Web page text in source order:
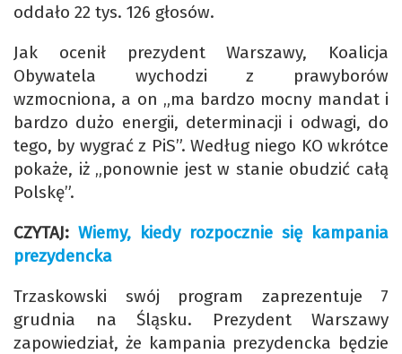
oddało 22 tys. 126 głosów.
Jak ocenił prezydent Warszawy, Koalicja
Obywatela wychodzi z prawyborów
wzmocniona, a on „ma bardzo mocny mandat i
bardzo dużo energii, determinacji i odwagi, do
tego, by wygrać z PiS”. Według niego KO wkrótce
pokaże, iż „ponownie jest w stanie obudzić całą
Polskę”.
CZYTAJ: Wiemy, kiedy rozpocznie się kampania
prezydencka
Trzaskowski swój program zaprezentuje 7
grudnia na Śląsku. Prezydent Warszawy
zapowiedział, że kampania prezydencka będzie